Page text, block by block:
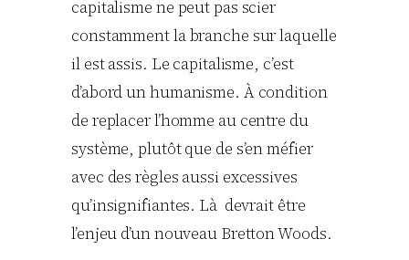
capitalisme ne peut pas scier
constamment la branche sur laquelle
il est assis. Le capitalisme, c’est
d’abord un humanisme. À condition
de replacer l’homme au centre du
système, plutôt que de s’en méfier
avec des règles aussi excessives
qu’insignifiantes. Là devrait être
l’enjeu d’un nouveau Bretton Woods.